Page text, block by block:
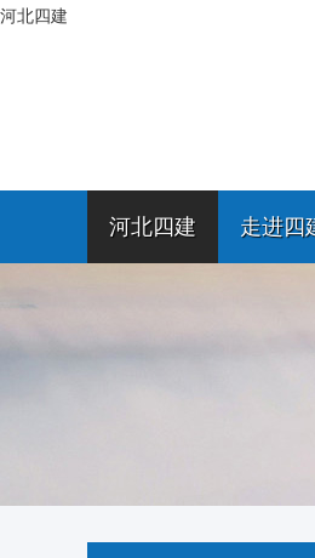
河北四建
河北四建 走进四